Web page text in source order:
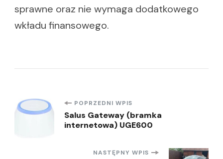
sprawne oraz nie wymaga dodatkowego
wkładu finansowego.
Nawigacja
wpisu
POPRZEDNI WPIS
Salus Gateway (bramka
internetowa) UGE600
NASTĘPNY WPIS